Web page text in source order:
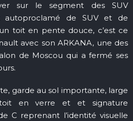
sur le segment des SUV
autoproclamé de SUV et de
toit en pente douce, c’est ce
avec son ARKANA, une des
de Moscou qui a fermé ses
garde au sol importante, large
en verre et et signature
C reprenant l’identité visuelle